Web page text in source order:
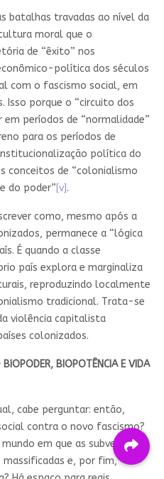
batalhas travadas ao nível da
moral que o
de “êxito” nos
política dos séculos
com o fascismo social, em
Isso porque o “circuito dos
períodos de “normalidade”
para os períodos de
política do
conceitos de “colonialismo
do poder”[v].
como, mesmo após a
permanece a “lógica
É quando a classe
país explora e marginaliza
reproduzindo localmente
tradicional. Trata-se
violência capitalista
colonizados.
BIOPOTÊNCIA E VIDA
cabe perguntar: então,
contra o novo fascismo?
em que as subversões
e, por fim,